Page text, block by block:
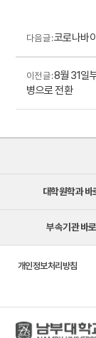
다음 글 :코로나바
이전 글 :8월 31일
병으로 전환
대학원학과 바
부속기관 바
개인정보처리방침